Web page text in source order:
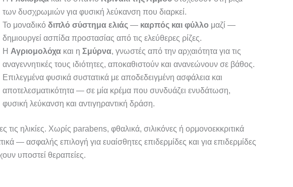
των δυσχρωμιών για φυσική λεύκανση που διαρκεί.
Το μοναδικό διπλό σύστημα ελιάς — καρπός και φύλλο μαζί —
δημιουργεί ασπίδα προστασίας από τις ελεύθερες ρίζες.
Η Αγριομολόχα και η Σμύρνα, γνωστές από την αρχαιότητα για τις
αναγεννητικές τους ιδιότητες, αποκαθιστούν και ανανεώνουν σε βάθος.
Επιλεγμένα φυσικά συστατικά με αποδεδειγμένη ασφάλεια και
αποτελεσματικότητα — σε μία κρέμα που συνδυάζει ενυδάτωση,
φυσική λεύκανση και αντιγηραντική δράση.
τις ηλικίες. Χωρίς parabens, φθαλικά, σιλικόνες ή ορμονοεκκριτικά
— ασφαλής επιλογή για ευαίσθητες επιδερμίδες και για επιδερμίδες
υποστεί θεραπείες.